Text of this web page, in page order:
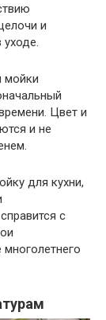
и
мойки
Цвет и
и не
для кухни,
с